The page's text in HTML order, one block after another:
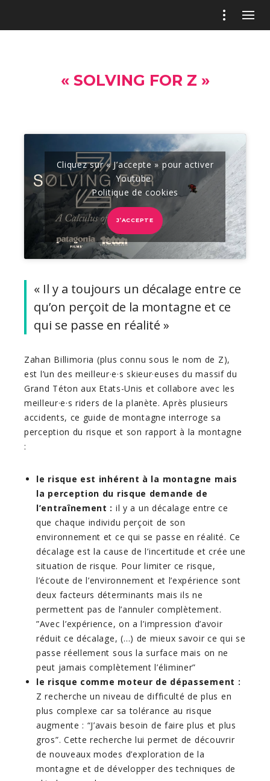
« SOLVING FOR Z »
Cliquez sur « J’accepte » pour activer
Youtube
Politique de cookies
J’ACCEPTE
« Il y a toujours un décalage entre ce
qu’on perçoit de la montagne et ce
qui se passe en réalité »
Zahan Billimoria (plus connu sous le nom de Z),
est l’un des meilleur·e·s skieur·euses du massif du
Grand Téton aux Etats-Unis et collabore avec les
meilleur·e·s riders de la planète. Après plusieurs
accidents, ce guide de montagne interroge sa
perception du risque et son rapport à la montagne
:
le risque est inhérent à la montagne mais
la perception du risque demande de
l’entraînement : il y a un décalage entre ce
que chaque individu perçoit de son
environnement et ce qui se passe en réalité. Ce
décalage est la cause de l’incertitude et crée une
situation de risque. Pour limiter ce risque,
l’écoute de l’environnement et l’expérience sont
deux facteurs déterminants mais ils ne
permettent pas de l’annuler complètement.
”Avec l’expérience, on a l’impression d’avoir
réduit ce décalage, (…) de mieux savoir ce qui se
passe réellement sous la surface mais on ne
peut jamais complètement l’éliminer”
le risque comme moteur de dépassement :
Z recherche un niveau de difficulté de plus en
plus complexe car sa tolérance au risque
augmente : “J’avais besoin de faire plus et plus
gros”. Cette recherche lui permet de découvrir
de nouveaux modes d’exploration de la
montagne et de développer des techniques de